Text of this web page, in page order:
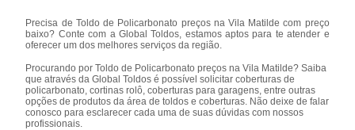
Precisa de Toldo de Policarbonato preços na Vila Matilde com preço
baixo? Conte com a Global Toldos, estamos aptos para te atender e
oferecer um dos melhores serviços da região.
Procurando por Toldo de Policarbonato preços na Vila Matilde? Saiba
que através da Global Toldos é possível solicitar coberturas de
policarbonato, cortinas rolô, coberturas para garagens, entre outras
opções de produtos da área de toldos e coberturas. Não deixe de falar
conosco para esclarecer cada uma de suas dúvidas com nossos
profissionais.